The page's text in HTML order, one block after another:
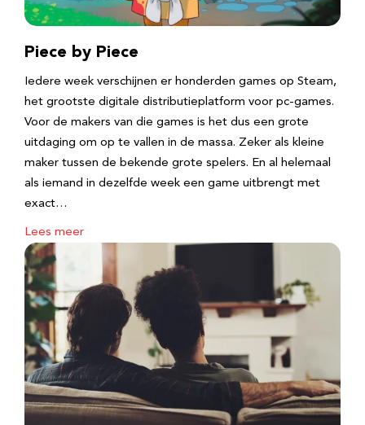
Piece by Piece
Iedere week verschijnen er honderden games op Steam,
het grootste digitale distributieplatform voor pc-games.
Voor de makers van die games is het dus een grote
uitdaging om op te vallen in de massa. Zeker als kleine
maker tussen de bekende grote spelers. En al helemaal
als iemand in dezelfde week een game uitbrengt met
exact…
Lees meer